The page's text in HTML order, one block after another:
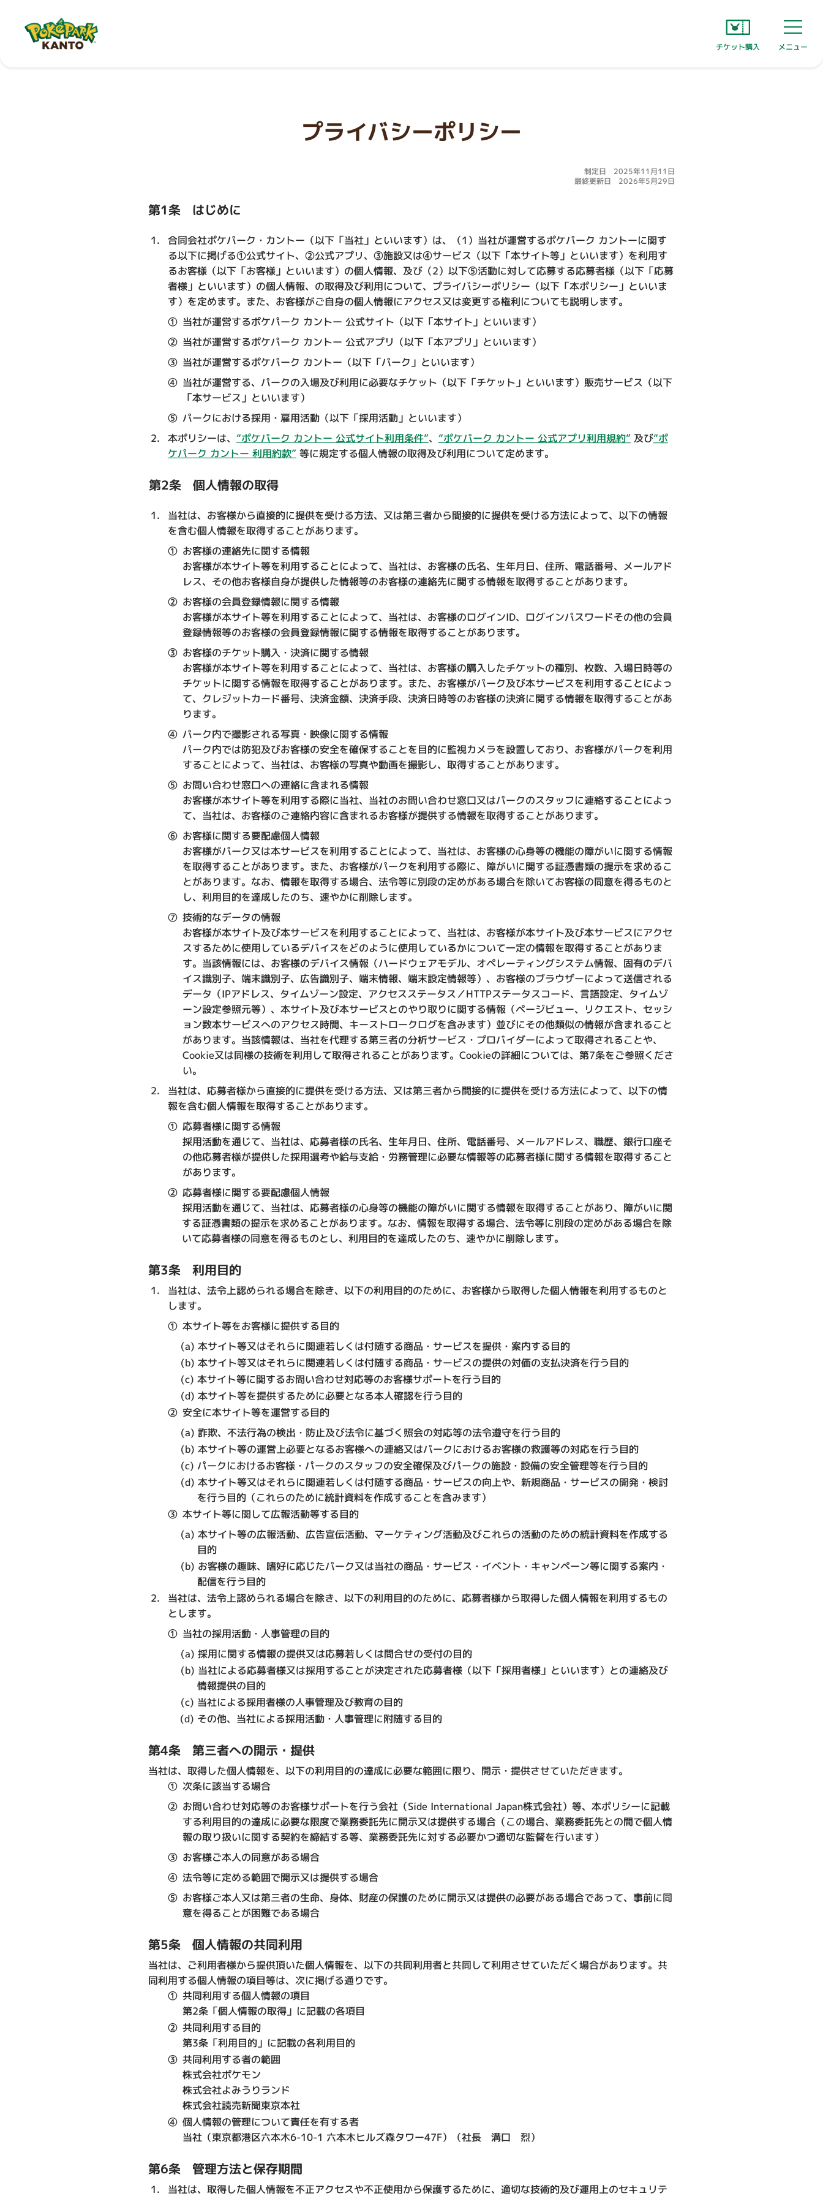
チケット購入 メニュー
プライバシーポリシー
制定日 2025年11月11日
最終更新日 2026年5月29日
第1条 はじめに
合同会社ポケパーク・カントー（以下「当社」といいます）は、（1）当社が運営するポケパーク カントーに関す
る以下に掲げる①公式サイト、②公式アプリ、③施設又は④サービス（以下「本サイト等」といいます）を利用す
るお客様（以下「お客様」といいます）の個人情報、及び（2）以下⑤活動に対して応募する応募者様（以下「応募
者様」といいます）の個人情報、の取得及び利用について、プライバシーポリシー（以下「本ポリシー」といいま
す）を定めます。また、お客様がご自身の個人情報にアクセス又は変更する権利についても説明します。
① 当社が運営するポケパーク カントー 公式サイト（以下「本サイト」といいます）
② 当社が運営するポケパーク カントー 公式アプリ（以下「本アプリ」といいます）
③ 当社が運営するポケパーク カントー（以下「パーク」といいます）
④ 当社が運営する、パークの入場及び利用に必要なチケット（以下「チケット」といいます）販売サービス（以下
「本サービス」といいます）
⑤ パークにおける採用・雇用活動（以下「採用活動」といいます）
本ポリシーは、 “ポケパーク カントー 公式サイト利用条件”、 “ポケパーク カントー 公式アプリ利用規約”及び“ポ
ケパーク カントー 利用約款”等に規定する個人情報の取得及び利用について定めます。
第2条 個人情報の取得
当社は、お客様から直接的に提供を受ける方法、又は第三者から間接的に提供を受ける方法によって、以下の情報
を含む個人情報を取得することがあります。
① お客様の連絡先に関する情報
お客様が本サイト等を利用することによって、当社は、お客様の氏名、生年月日、住所、電話番号、メールアド
レス、その他お客様自身が提供した情報等のお客様の連絡先に関する情報を取得することがあります。
② お客様の会員登録情報に関する情報
お客様が本サイト等を利用することによって、当社は、お客様のログインID、ログインパスワードその他の会員
登録情報等のお客様の会員登録情報に関する情報を取得することがあります。
③ お客様のチケット購入・決済に関する情報
お客様が本サイト等を利用することによって、当社は、お客様の購入したチケットの種別、枚数、入場日時等の
チケットに関する情報を取得することがあります。また、お客様がパーク及び本サービスを利用することによっ
て、クレジットカード番号、決済金額、決済手段、決済日時等のお客様の決済に関する情報を取得することがあ
ります。
④ パーク内で撮影される写真・映像に関する情報
パーク内では防犯及びお客様の安全を確保することを目的に監視カメラを設置しており、お客様がパークを利用
することによって、当社は、お客様の写真や動画を撮影し、取得することがあります。
⑤ お問い合わせ窓口への連絡に含まれる情報
お客様が本サイト等を利用する際に当社、当社のお問い合わせ窓口又はパークのスタッフに連絡することによっ
て、当社は、お客様のご連絡内容に含まれるお客様が提供する情報を取得することがあります。
⑥ お客様に関する要配慮個人情報
お客様がパーク又は本サービスを利用することによって、当社は、お客様の心身等の機能の障がいに関する情報
を取得することがあります。また、お客様がパークを利用する際に、障がいに関する証憑書類の提示を求めるこ
とがあります。なお、情報を取得する場合、法令等に別段の定めがある場合を除いてお客様の同意を得るものと
し、利用目的を達成したのち、速やかに削除します。
⑦ 技術的なデータの情報
お客様が本サイト及び本サービスを利用することによって、当社は、お客様が本サイト及び本サービスにアクセ
スするために使用しているデバイスをどのように使用しているかについて一定の情報を取得することがありま
す。当該情報には、お客様のデバイス情報（ハードウェアモデル、オペレーティングシステム情報、固有のデバ
イス識別子、端末識別子、広告識別子、端末情報、端末設定情報等）、お客様のブラウザーによって送信される
データ（IPアドレス、タイムゾーン設定、アクセスステータス／HTTPステータスコード、言語設定、タイムゾ
ーン設定参照元等）、本サイト及び本サービスとのやり取りに関する情報（ページビュー、リクエスト、セッシ
ョン数本サービスへのアクセス時間、キーストロークログを含みます）並びにその他類似の情報が含まれること
があります。当該情報は、当社を代理する第三者の分析サービス・プロバイダーによって取得されることや、
Cookie又は同様の技術を利用して取得されることがあります。Cookieの詳細については、第7条をご参照くださ
い。
当社は、応募者様から直接的に提供を受ける方法、又は第三者から間接的に提供を受ける方法によって、以下の情
報を含む個人情報を取得することがあります。
① 応募者様に関する情報
採用活動を通じて、当社は、応募者様の氏名、生年月日、住所、電話番号、メールアドレス、職歴、銀行口座そ
の他応募者様が提供した採用選考や給与支給・労務管理に必要な情報等の応募者様に関する情報を取得すること
があります。
② 応募者様に関する要配慮個人情報
採用活動を通じて、当社は、応募者様の心身等の機能の障がいに関する情報を取得することがあり、障がいに関
する証憑書類の提示を求めることがあります。なお、情報を取得する場合、法令等に別段の定めがある場合を除
いて応募者様の同意を得るものとし、利用目的を達成したのち、速やかに削除します。
第3条 利用目的
当社は、法令上認められる場合を除き、以下の利用目的のために、お客様から取得した個人情報を利用するものと
します。
① 本サイト等をお客様に提供する目的
本サイト等又はそれらに関連若しくは付随する商品・サービスを提供・案内する目的
本サイト等又はそれらに関連若しくは付随する商品・サービスの提供の対価の支払決済を行う目的
本サイト等に関するお問い合わせ対応等のお客様サポートを行う目的
本サイト等を提供するために必要となる本人確認を行う目的
② 安全に本サイト等を運営する目的
詐欺、不法行為の検出・防止及び法令に基づく照会の対応等の法令遵守を行う目的
本サイト等の運営上必要となるお客様への連絡又はパークにおけるお客様の救護等の対応を行う目的
パークにおけるお客様・パークのスタッフの安全確保及びパークの施設・設備の安全管理等を行う目的
本サイト等又はそれらに関連若しくは付随する商品・サービスの向上や、新規商品・サービスの開発・検討
を行う目的（これらのために統計資料を作成することを含みます）
③ 本サイト等に関して広報活動等する目的
本サイト等の広報活動、広告宣伝活動、マーケティング活動及びこれらの活動のための統計資料を作成する
目的
お客様の趣味、嗜好に応じたパーク又は当社の商品・サービス・イベント・キャンペーン等に関する案内・
配信を行う目的
当社は、法令上認められる場合を除き、以下の利用目的のために、応募者様から取得した個人情報を利用するもの
とします。
① 当社の採用活動・人事管理の目的
採用に関する情報の提供又は応募若しくは問合せの受付の目的
当社による応募者様又は採用することが決定された応募者様（以下「採用者様」といいます）との連絡及び
情報提供の目的
当社による採用者様の人事管理及び教育の目的
その他、当社による採用活動・人事管理に附随する目的
第4条 第三者への開示・提供
当社は、取得した個人情報を、以下の利用目的の達成に必要な範囲に限り、開示・提供させていただきます。
① 次条に該当する場合
② お問い合わせ対応等のお客様サポートを行う会社（Side International Japan株式会社）等、本ポリシーに記載
する利用目的の達成に必要な限度で業務委託先に開示又は提供する場合（この場合、業務委託先との間で個人情
報の取り扱いに関する契約を締結する等、業務委託先に対する必要かつ適切な監督を行います）
③ お客様ご本人の同意がある場合
④ 法令等に定める範囲で開示又は提供する場合
⑤ お客様ご本人又は第三者の生命、身体、財産の保護のために開示又は提供の必要がある場合であって、事前に同
意を得ることが困難である場合
第5条 個人情報の共同利用
当社は、ご利用者様から提供頂いた個人情報を、以下の共同利用者と共同して利用させていただく場合があります。共
同利用する個人情報の項目等は、次に掲げる通りです。
① 共同利用する個人情報の項目
第2条「個人情報の取得」に記載の各項目
② 共同利用する目的
第3条「利用目的」に記載の各利用目的
③ 共同利用する者の範囲
株式会社ポケモン
株式会社よみうりランド
株式会社読売新聞東京本社
④ 個人情報の管理について責任を有する者
当社（東京都港区六本木6-10-1 六本木ヒルズ森タワー47F）（社長 溝口 烈）
第6条 管理方法と保存期間
当社は、取得した個人情報を不正アクセスや不正使用から保護するために、適切な技術的及び運用上のセキュリテ